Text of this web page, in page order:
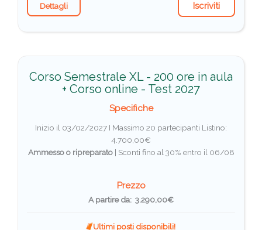
Dettagli Iscriviti
Corso Semestrale XL - 200 ore in aula
+ Corso online - Test 2027
Specifiche
Inizio il 03/02/2027 I Massimo 20 partecipanti Listino:
4.700,00€
Ammesso o ripreparato| Sconti fino al 30% entro il 06/08
Prezzo
A partire da: 3.290,00€
Ultimi posti disponibili!